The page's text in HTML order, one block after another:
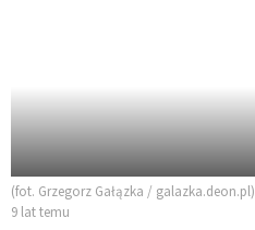
(fot. Grzegorz Gałązka / galazka.deon.pl)
9 lat temu